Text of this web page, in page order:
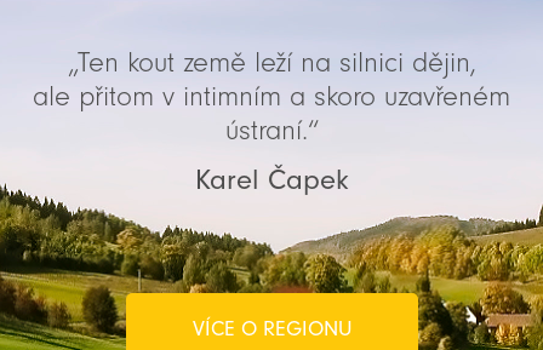
„Ten kout země leží na silnici dějin,
ale přitom v intimním a skoro uzavřeném
ústraní.“
Karel Čapek
VÍCE O REGIONU